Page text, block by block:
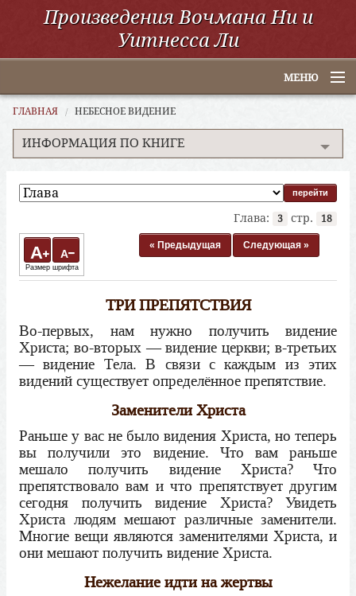
Произведения Вочмана Ни и
Уитнесса Ли
МЕНЮ
Главная
По алфавиту
Электронные книги
ССУО
ГЛАВНАЯ НЕБЕСНОЕ ВИДЕНИЕ
ИНФОРМАЦИЯ ПО КНИГЕ
Глава: 3 стр. 18
A A
Размер шрифта
« Предыдущая Следующая »
ТРИ ПРЕПЯТСТВИЯ
Во-первых, нам нужно получить видение
Христа; во-вторых — видение церкви; в-третьих
— видение Тела. В связи с каждым из этих
видений существует определённое препятствие.
Заменители Христа
Раньше у вас не было видения Христа, но теперь
вы получили это видение. Что вам раньше
мешало получить видение Христа? Что
препятствовало вам и что препятствует другим
сегодня получить видение Христа? Увидеть
Христа людям мешают различные заменители.
Многие вещи являются заменителями Христа, и
они мешают получить видение Христа.
Нежелание идти на жертвы